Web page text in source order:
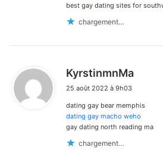
best gay dating sites for
chargement…
KyrstinmnMa
:
25 août 2022 à 9h03
dating gay bear memphis
dating gay macho weho
gay dating north reading ma
chargement…